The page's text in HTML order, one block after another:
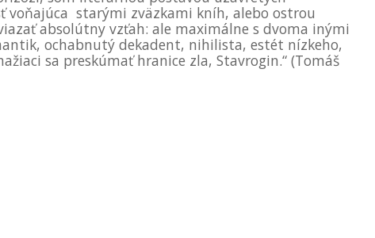
starými zväzkami kníh, alebo ostrou
absolútny vzťah: ale maximálne s dvoma inými
ochabnutý dekadent, nihilista, estét nízkeho,
sa preskúmať hranice zla, Stavrogin.“ (Tomáš